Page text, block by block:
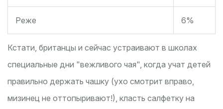
Реже 6%
Кстати, британцы и сейчас устраивают в школах
специальные дни "вежливого чая", когда учат детей
правильно держать чашку (ухо смотрит вправо,
мизинец не оттопыривают!), класть салфетку на